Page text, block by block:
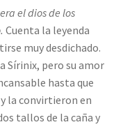
eldios de los
Cuenta la leyenda
muy desdichado.
Sírinix, pero su amor
hasta que
la convirtieron en
tallos de la caña y